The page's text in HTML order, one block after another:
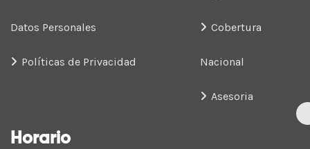
Datos Personales
Políticas de Privacidad
Cobertura
Nacional
Asesoria
Horario